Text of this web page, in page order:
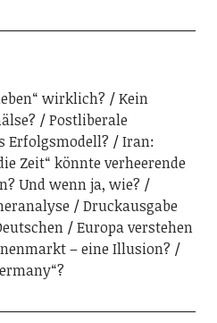
wirklich?
Kein
Postliberale
Erfolgsmodell?
Iran:
Zeit“ könnte verheerende
Und wenn ja, wie?
Druckausgabe
Europa verstehen
– eine Illusion?